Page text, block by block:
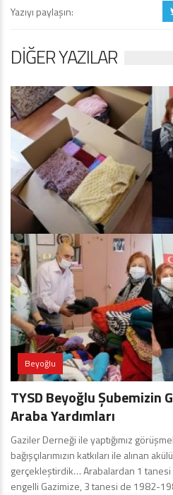
Yazıyı paylaşın:
DIĞER YAZILAR
Beyoğlu
TYSD Beyoğlu Şubemizin
Araba Yardımları
Gaziler Derneği ile yaptığımız
bağışçılarımızın katkıları ile alınan
gerçekleştirdik… Arabalardan 1 tanesi
engelli Gazimize, 3 tanesi de 1982-